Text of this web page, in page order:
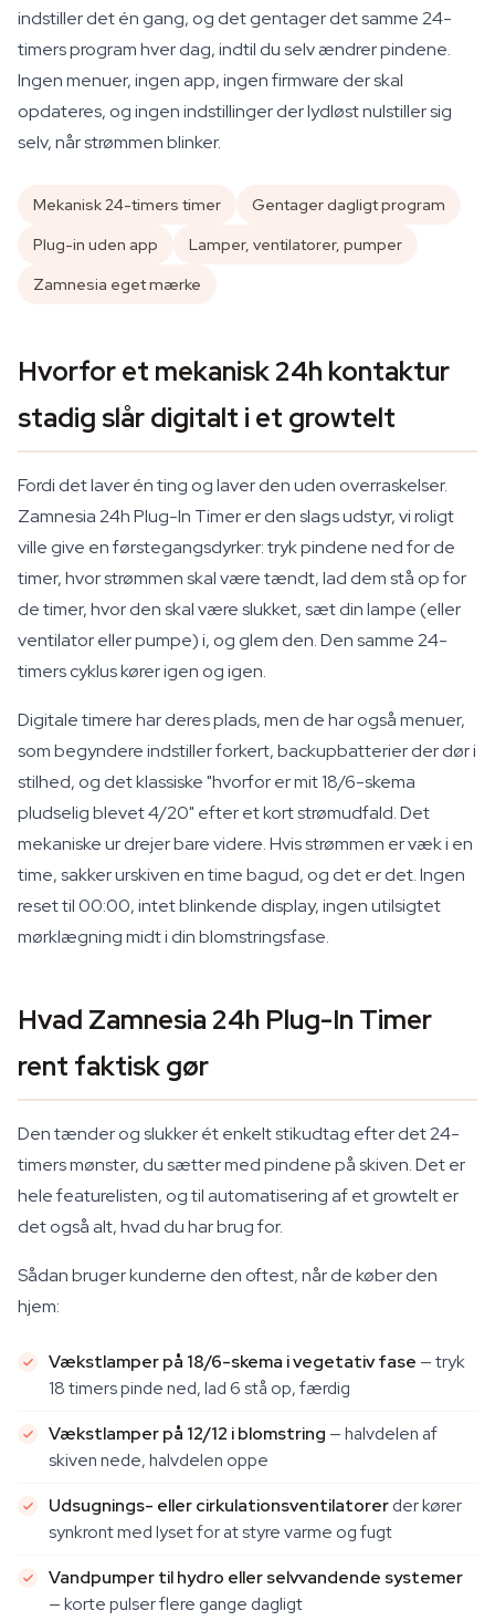
indstiller det én gang, og det gentager det samme 24-
timers program hver dag, indtil du selv ændrer pindene.
Ingen menuer, ingen app, ingen firmware der skal
opdateres, og ingen indstillinger der lydløst nulstiller sig
selv, når strømmen blinker.
Mekanisk 24-timers timer
Gentager dagligt program
Plug-in uden app
Lamper, ventilatorer, pumper
Zamnesia eget mærke
Hvorfor et mekanisk 24h kontaktur
stadig slår digitalt i et growtelt
Fordi det laver én ting og laver den uden overraskelser.
Zamnesia 24h Plug-In Timer er den slags udstyr, vi roligt
ville give en førstegangsdyrker: tryk pindene ned for de
timer, hvor strømmen skal være tændt, lad dem stå op for
de timer, hvor den skal være slukket, sæt din lampe (eller
ventilator eller pumpe) i, og glem den. Den samme 24-
timers cyklus kører igen og igen.
Digitale timere har deres plads, men de har også menuer,
som begyndere indstiller forkert, backupbatterier der dør i
stilhed, og det klassiske "hvorfor er mit 18/6-skema
pludselig blevet 4/20" efter et kort strømudfald. Det
mekaniske ur drejer bare videre. Hvis strømmen er væk i en
time, sakker urskiven en time bagud, og det er det. Ingen
reset til 00:00, intet blinkende display, ingen utilsigtet
mørklægning midt i din blomstringsfase.
Hvad Zamnesia 24h Plug-In Timer
rent faktisk gør
Den tænder og slukker ét enkelt stikudtag efter det 24-
timers mønster, du sætter med pindene på skiven. Det er
hele featurelisten, og til automatisering af et growtelt er
det også alt, hvad du har brug for.
Sådan bruger kunderne den oftest, når de køber den
hjem:
Vækstlamper på 18/6-skema i vegetativ fase — tryk
18 timers pinde ned, lad 6 stå op, færdig
Vækstlamper på 12/12 i blomstring — halvdelen af
skiven nede, halvdelen oppe
Udsugnings- eller cirkulationsventilatorerder kører
synkront med lyset for at styre varme og fugt
Vandpumper til hydro eller selvvandende systemer
— korte pulser flere gange dagligt